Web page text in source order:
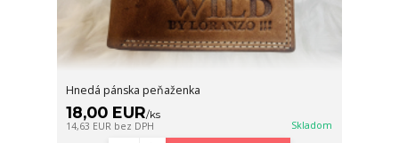
Hnedá pánska peňaženka
18,00 EUR/ks
14,63 EUR bez DPH Skladom